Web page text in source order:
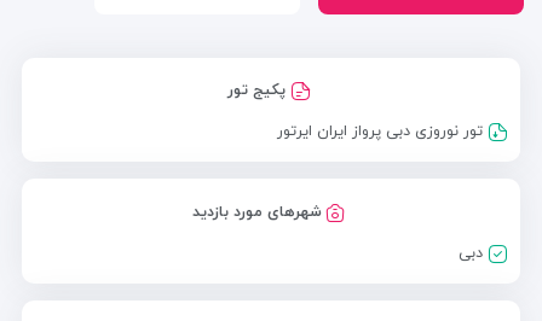
پکیج تور
تور نوروزی دبی پرواز ایران ایرتور
شهرهای مورد بازدید
دبی